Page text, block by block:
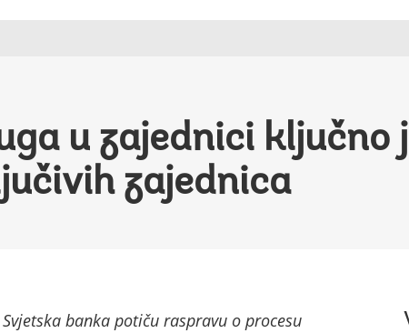
u zajednici ključno
zajednica
banka potiču raspravu o procesu